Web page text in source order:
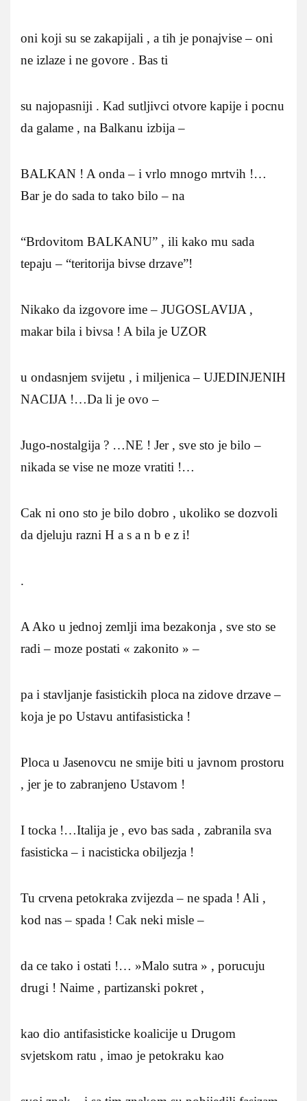
oni koji su se zakapijali , a tih je ponajvise – oni
ne izlaze i ne govore . Bas ti
su najopasniji . Kad sutljivci otvore kapije i pocnu
da galame , na Balkanu izbija –
BALKAN ! A onda – i vrlo mnogo mrtvih !…
Bar je do sada to tako bilo – na
“Brdovitom BALKANU” , ili kako mu sada
tepaju – “teritorija bivse drzave”!
Nikako da izgovore ime – JUGOSLAVIJA ,
makar bila i bivsa ! A bila je UZOR
u ondasnjem svijetu , i miljenica – UJEDINJENIH
NACIJA !…Da li je ovo –
Jugo-nostalgija ? …NE ! Jer , sve sto je bilo –
nikada se vise ne moze vratiti !…
Cak ni ono sto je bilo dobro , ukoliko se dozvoli
da djeluju razni H a s a n b e z i!
.
A Ako u jednoj zemlji ima bezakonja , sve sto se
radi – moze postati « zakonito » –
pa i stavljanje fasistickih ploca na zidove drzave –
koja je po Ustavu antifasisticka !
Ploca u Jasenovcu ne smije biti u javnom prostoru
, jer je to zabranjeno Ustavom !
I tocka !…Italija je , evo bas sada , zabranila sva
fasisticka – i nacisticka obiljezja !
Tu crvena petokraka zvijezda – ne spada ! Ali ,
kod nas – spada ! Cak neki misle –
da ce tako i ostati !… »Malo sutra » , porucuju
drugi ! Naime , partizanski pokret ,
kao dio antifasisticke koalicije u Drugom
svjetskom ratu , imao je petokraku kao